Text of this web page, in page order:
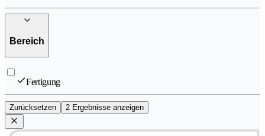
Bereich
Fertigung
Zurücksetzen 2 Ergebnisse anzeigen